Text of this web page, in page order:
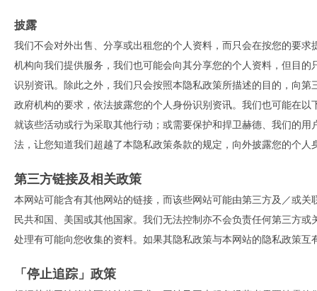
披露
我们不会对外出售、分享或出租您的个人资料，而只会在按您的要
机构向我们提供服务，我们也可能会向其分享您的个人资料，但目
识别资讯。除此之外，我们只会按照本隐私政策所描述的目的，向
政府机构的要求，依法披露您的个人身份识别资讯。我们也可能在
就该些活动或行为采取其他行动；或需要保护和捍卫赫德、我们的
法，让您知道我们超越了本隐私政策条款的规定，向外披露您的个人
第三方链接及相关政策
本网站可能含有其他网站的链接，而该些网站可能由第三方及／或
民共和国、美国或其他国家。我们无法控制亦不会负责任何第三方
处理有可能向您收集的资料。如果其隐私政策与本网站的隐私政策互
「停止追踪」政策